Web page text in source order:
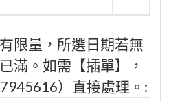
限量，所選日期若無
滿。如需【插單】，
）直接處理。: